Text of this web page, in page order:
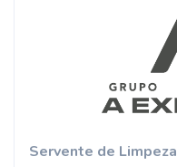
Servente de Limpeza